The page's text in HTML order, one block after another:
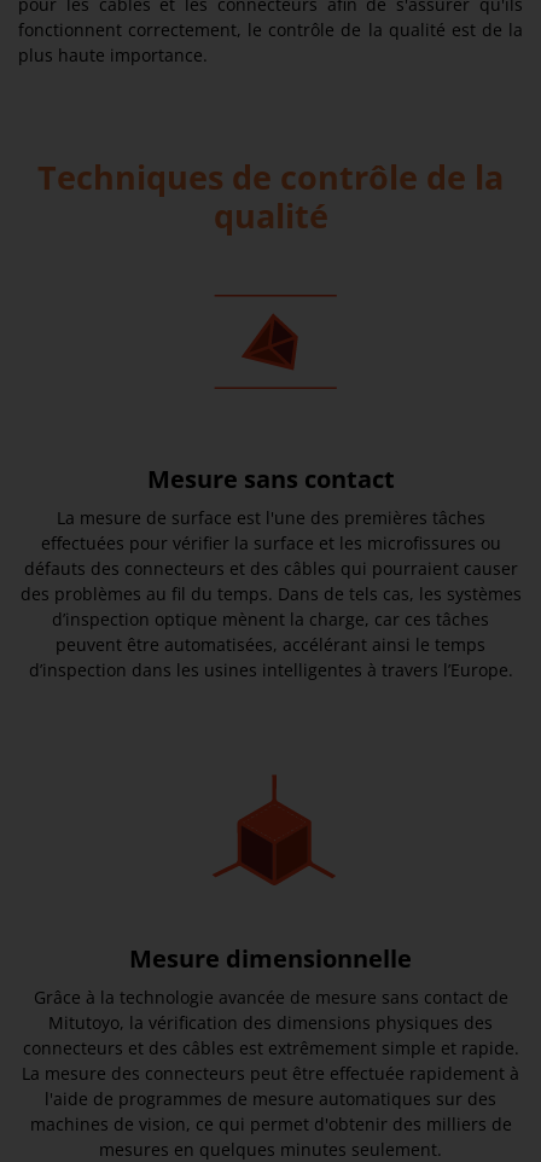
fonctionnent correctement, le contrôle de la qualité est de la
plus haute importance.
Techniques de contrôle de la
qualité
Mesure sans contact
La mesure de surface est l'une des premières tâches
effectuées pour vérifier la surface et les microfissures ou
défauts des connecteurs et des câbles qui pourraient causer
des problèmes au fil du temps. Dans de tels cas, les systèmes
d’inspection optique mènent la charge, car ces tâches
peuvent être automatisées, accélérant ainsi le temps
d’inspection dans les usines intelligentes à travers l’Europe.
Mesure dimensionnelle
Grâce à la technologie avancée de mesure sans contact de
Mitutoyo, la vérification des dimensions physiques des
connecteurs et des câbles est extrêmement simple et rapide.
La mesure des connecteurs peut être effectuée rapidement à
l'aide de programmes de mesure automatiques sur des
machines de vision, ce qui permet d'obtenir des milliers de
mesures en quelques minutes seulement.